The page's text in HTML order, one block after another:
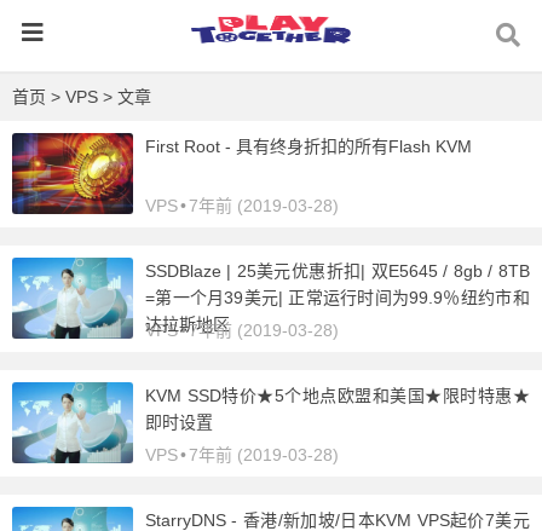
首页 > VPS > 文章
First Root - 具有终身折扣的所有Flash KVM
VPS•7年前 (2019-03-28)
SSDBlaze | 25美元优惠折扣| 双E5645 / 8gb / 8TB
=第一个月39美元| 正常运行时间为99.9％纽约市和
达拉斯地区
VPS•7年前 (2019-03-28)
KVM SSD特价★5个地点欧盟和美国★限时特惠★
即时设置
VPS•7年前 (2019-03-28)
StarryDNS - 香港/新加坡/日本KVM VPS起价7美元